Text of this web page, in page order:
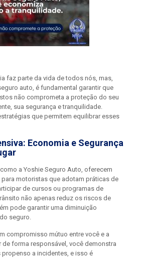
faz parte da vida de todos nós, mas,
auto, é fundamental garantir que
não comprometa a proteção do seu
sua segurança e tranquilidade.
que permitem equilibrar esses
Economia e Segurança
a Yoshie Seguro Auto, oferecem
motoristas que adotam práticas de
de cursos ou programas de
não apenas reduz os riscos de
pode garantir uma diminuição
seguro.
compromisso mútuo entre você e a
de forma responsável, você demonstra
propenso a incidentes, e isso é